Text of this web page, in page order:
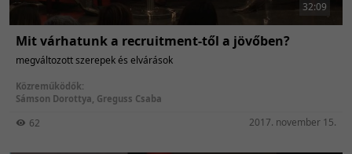
32:09
Mit várhatunk a recruitment-től a jövőben?
megváltozott szerepek és elvárások
Közreműködők:
Sámson Dorottya Greguss Csaba
62 2017. november 15.